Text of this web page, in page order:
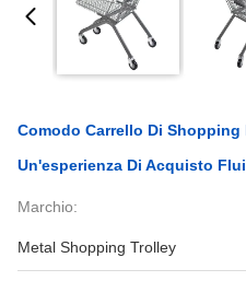
Comodo Carrello Di
Un'esperienza Di Acquisto
Marchio:
Metal Shopping Trolley